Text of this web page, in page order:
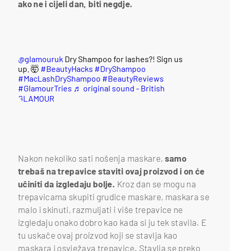
ako ne i cijeli dan, biti negdje.
@glamouruk Dry Shampoo for lashes?! Sign us
up. 🤯 #BeautyHacks #DryShampoo
#MacLashDryShampoo #BeautyReviews
#GlamourTries ♬ original sound - British
GLAMOUR
Nakon nekoliko sati nošenja maskare, samo
trebaš na trepavice staviti ovaj proizvod i on će
učiniti da izgledaju bolje. Kroz dan se mogu na
trepavicama skupiti grudice maskare, maskara se
malo i skinuti, razmuljati i više trepavice ne
izgledaju onako dobro kao kada si ju tek stavila. E
tu uskače ovaj proizvod koji se stavlja kao
maskara i osvježava trepavice. Stavlja se preko